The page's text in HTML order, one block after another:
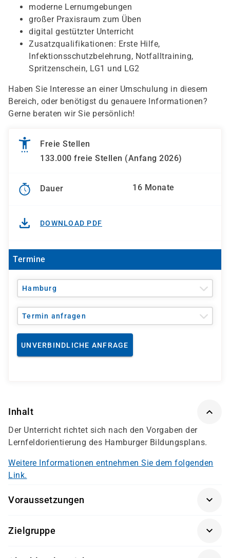
moderne Lernumgebungen
großer Praxisraum zum Üben
digital gestützter Unterricht
Zusatzqualifikationen: Erste Hilfe,
Infektionsschutzbelehrung, Notfalltraining,
Spritzenschein, LG1 und LG2
Haben Sie Interesse an einer Umschulung in diesem
Bereich, oder benötigst du genauere Informationen?
Gerne beraten wir Sie persönlich!
Freie Stellen
133.000 freie Stellen (Anfang 2026)
Dauer 16 Monate
DOWNLOAD PDF
Termine
Hamburg
Termin anfragen
UNVERBINDLICHE ANFRAGE
Inhalt
Der Unterricht richtet sich nach den Vorgaben der
Lernfeldorientierung des Hamburger Bildungsplans.
Weitere Informationen entnehmen Sie dem folgenden
Link.
Voraussetzungen
Interesse an der Arbeit mit Menschen
Eignungstest damago
Zielgruppe